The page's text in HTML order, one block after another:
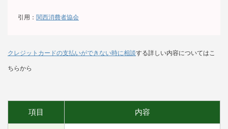
引用： 関西消費者協会
クレジットカードの支払いができない時に相談する詳しい内容についてはこ
ちらから
項目 内容